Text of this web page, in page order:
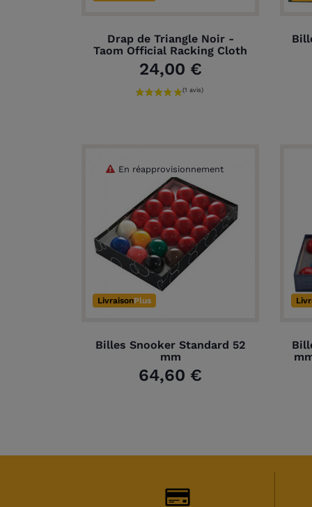
Drap de Triangle Noir -
Taom Official Racking Cloth
24,00 €
LivraisonPlus
Billes Snooker Standard 52
mm
64,60 €
En réapprovisionnement